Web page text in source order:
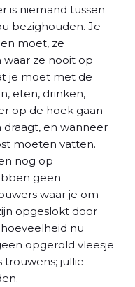
is niemand tussen
bezighouden. Je
moet, ze
ze nooit op
je moet met de
eten, drinken,
op de hoek gaan
en wanneer
moeten vatten.
nog op
geen
waar je om
opgeslokt door
nu
opgerold vleesje
trouwens; jullie